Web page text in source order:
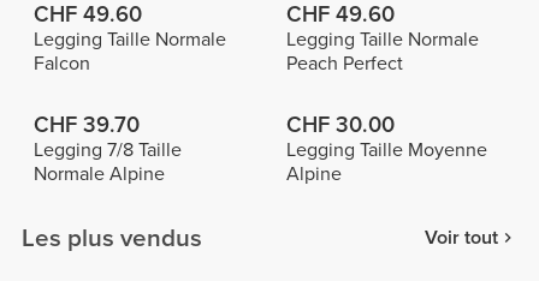
CHF 49.60
Legging Taille Normale
Falcon
CHF 49.60
Legging Taille Normale
Peach Perfect
CHF 39.70
Legging 7/8 Taille
Normale Alpine
CHF 30.00
Legging Taille Moyenne
Alpine
Les plus vendus Voir tout